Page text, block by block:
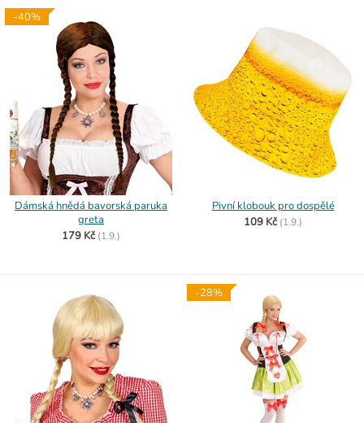
-40%
Dámská hnědá bavorská paruka
greta
179 Kč (1.9.)
Pivní klobouk pro dospělé
109 Kč (1.9.)
-28%